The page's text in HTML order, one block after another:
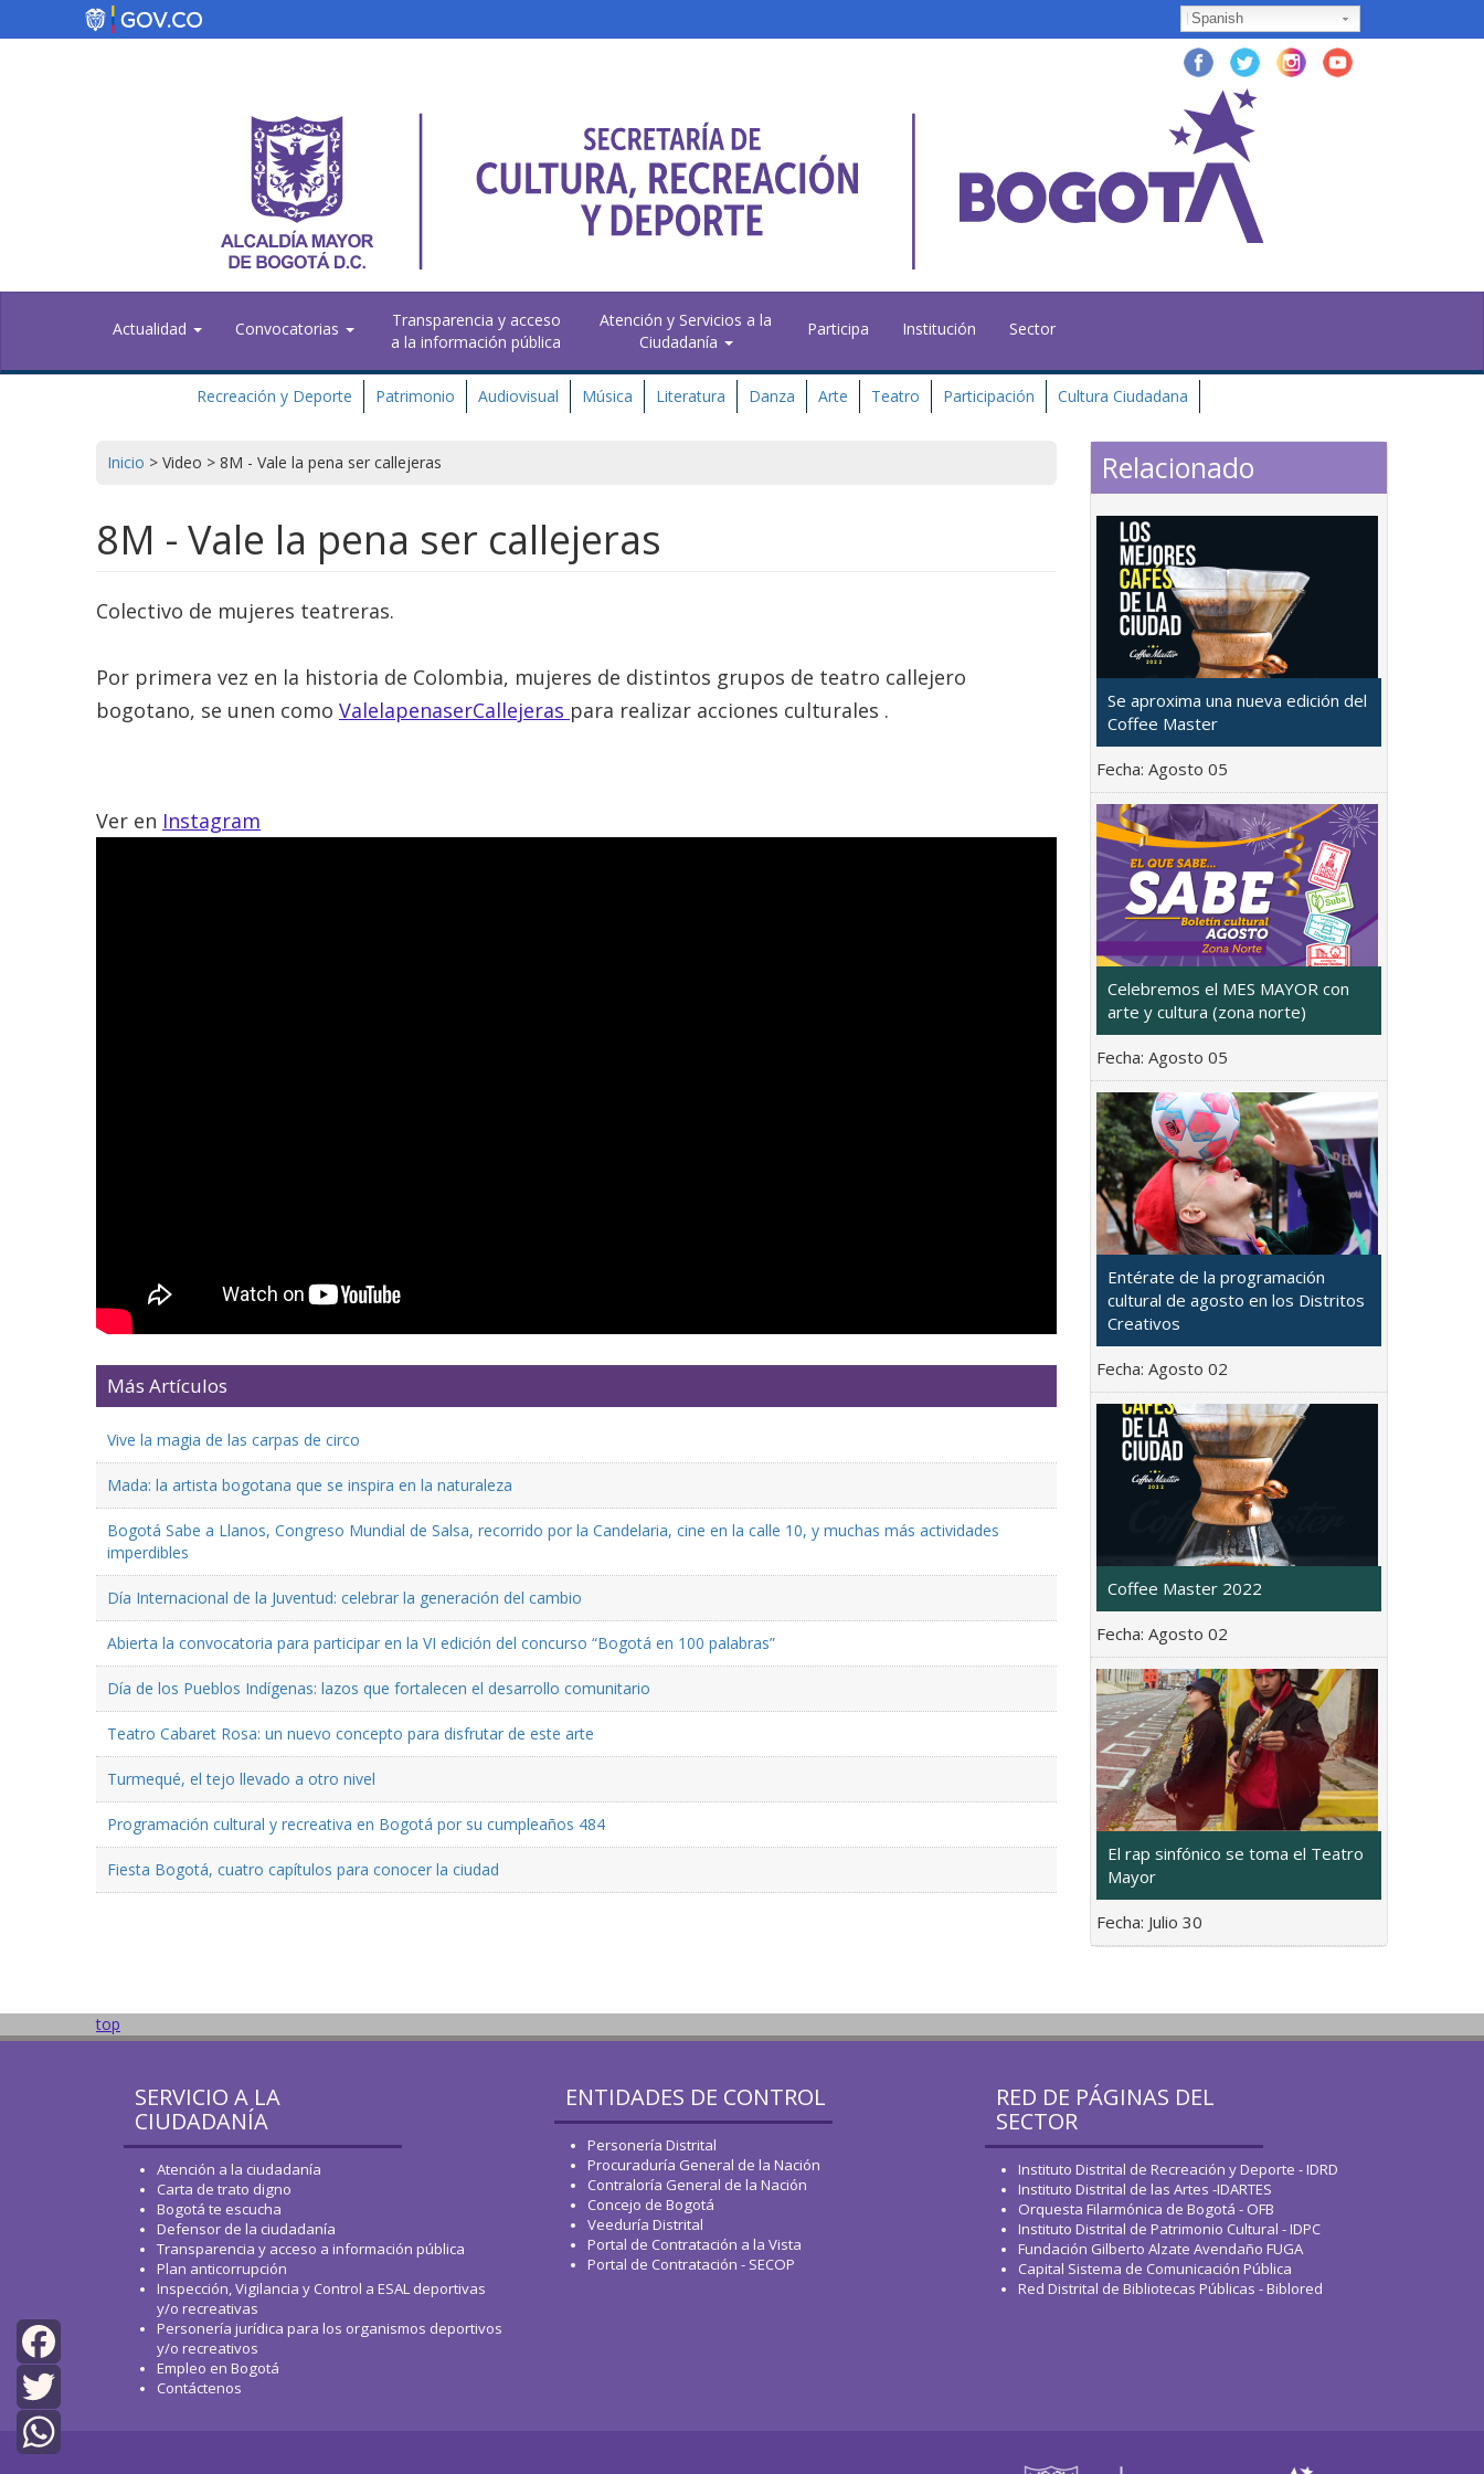
Spanish
Actualidad Convocatorias
Transparencia y acceso
a la información pública
Atención y Servicios a la
Ciudadanía
Participa Institución Sector
Recreación y Deporte Patrimonio Audiovisual Música Literatura Danza Arte Teatro Participación Cultura Ciudadana
Inicio > Video > 8M - Vale la pena ser callejeras
8M - Vale la pena ser callejeras
Colectivo de mujeres teatreras.
Por primera vez en la historia de Colombia, mujeres de distintos grupos de teatro callejero
bogotano, se unen como ValelapenaserCallejeras para realizar acciones culturales .
Ver en Instagram
Facebook
Twitter
Más Artículos
Vive la magia de las carpas de circo
Mada: la artista bogotana que se inspira en la naturaleza
Bogotá Sabe a Llanos, Congreso Mundial de Salsa, recorrido por la Candelaria, cine en la calle 10, y muchas más actividades
imperdibles
Día Internacional de la Juventud: celebrar la generación del cambio
Abierta la convocatoria para participar en la VI edición del concurso “Bogotá en 100 palabras”
Día de los Pueblos Indígenas: lazos que fortalecen el desarrollo comunitario
Teatro Cabaret Rosa: un nuevo concepto para disfrutar de este arte
Turmequé, el tejo llevado a otro nivel
Programación cultural y recreativa en Bogotá por su cumpleaños 484
Fiesta Bogotá, cuatro capítulos para conocer la ciudad
Relacionado
Se aproxima una nueva edición del
Coffee Master
Fecha: Agosto 05
Celebremos el MES MAYOR con
arte y cultura (zona norte)
Fecha: Agosto 05
Entérate de la programación
cultural de agosto en los Distritos
Creativos
Fecha: Agosto 02
Coffee Master 2022
Fecha: Agosto 02
El rap sinfónico se toma el Teatro
Mayor
Fecha: Julio 30
top
SERVICIO A LA
CIUDADANÍA
Atención a la ciudadanía
Carta de trato digno
Bogotá te escucha
Defensor de la ciudadanía
Transparencia y acceso a información pública
Plan anticorrupción
Inspección, Vigilancia y Control a ESAL deportivas
y/o recreativas
Personería jurídica para los organismos deportivos
y/o recreativos
Empleo en Bogotá
Contáctenos
ENTIDADES DE CONTROL
Personería Distrital
Procuraduría General de la Nación
Contraloría General de la Nación
Concejo de Bogotá
Veeduría Distrital
Portal de Contratación a la Vista
Portal de Contratación - SECOP
RED DE PÁGINAS DEL
SECTOR
Instituto Distrital de Recreación y Deporte - IDRD
Instituto Distrital de las Artes -IDARTES
Orquesta Filarmónica de Bogotá - OFB
Instituto Distrital de Patrimonio Cultural - IDPC
Fundación Gilberto Alzate Avendaño FUGA
Capital Sistema de Comunicación Pública
Red Distrital de Bibliotecas Públicas - Biblored